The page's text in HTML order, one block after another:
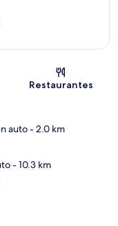
mapa
Restaurantes
auto- 2.0 km
- 10.3 km